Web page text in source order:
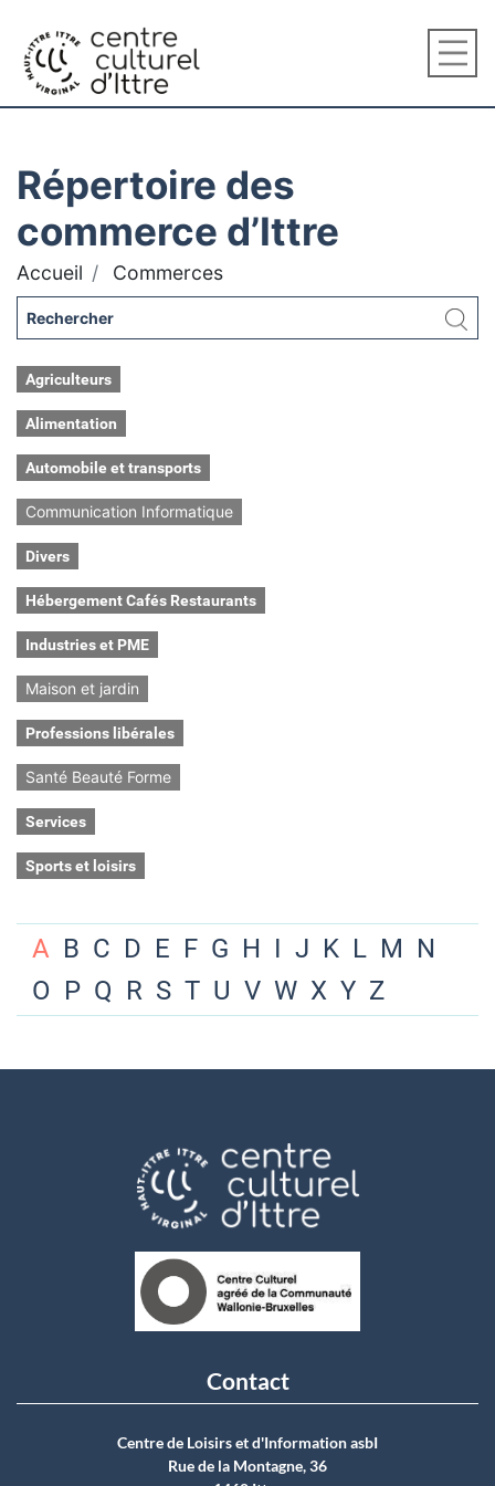
Répertoire des
commerce d’Ittre
Accueil Commerces
Agriculteurs
Alimentation
Automobile et transports
Communication Informatique
Divers
Hébergement Cafés Restaurants
Industries et PME
Maison et jardin
Professions libérales
Santé Beauté Forme
Services
Sports et loisirs
A B C D E F G H I J K L M N
O P Q R S T U V W X Y Z
Contact
Centre de Loisirs et d'Information asbI
Rue de la Montagne, 36